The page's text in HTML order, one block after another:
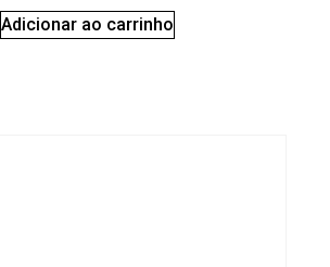
Adicionar ao carrinho